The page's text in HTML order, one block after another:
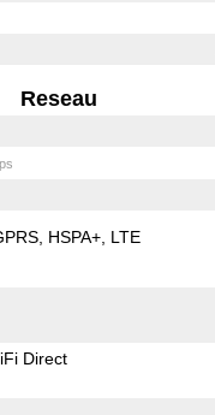
Reseau
HSPA+ LTE
Direct